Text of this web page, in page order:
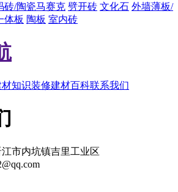
砖/陶瓷马赛克 劈开砖 文化石 外墙薄板/
体板 陶板 室内砖
知识装修建材百科联系我们
市内坑镇吉里工业区